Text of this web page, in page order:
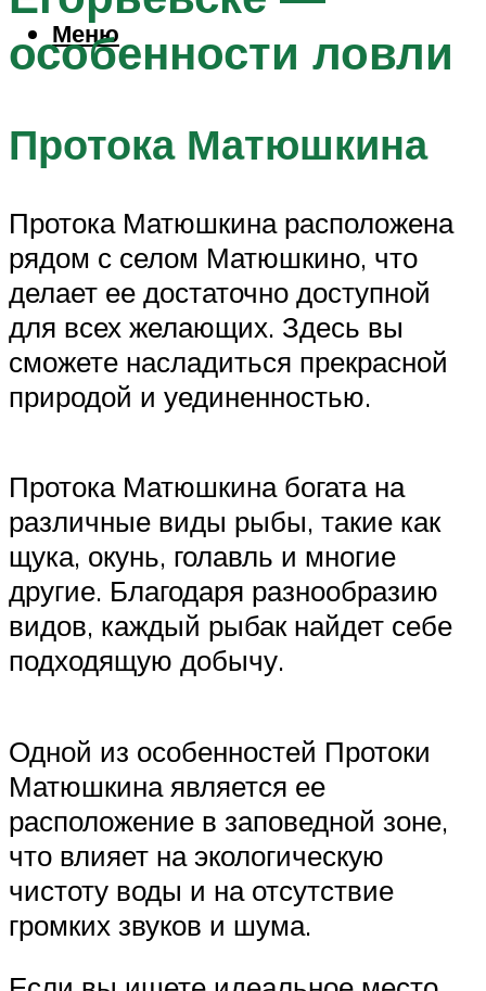
Меню
особенности ловли
Протока Матюшкина
Протока Матюшкина расположена
рядом с селом Матюшкино, что
делает ее достаточно доступной
для всех желающих. Здесь вы
сможете насладиться прекрасной
природой и уединенностью.
Протока Матюшкина богата на
различные виды рыбы, такие как
щука, окунь, голавль и многие
другие. Благодаря разнообразию
видов, каждый рыбак найдет себе
подходящую добычу.
Одной из особенностей Протоки
Матюшкина является ее
расположение в заповедной зоне,
что влияет на экологическую
чистоту воды и на отсутствие
громких звуков и шума.